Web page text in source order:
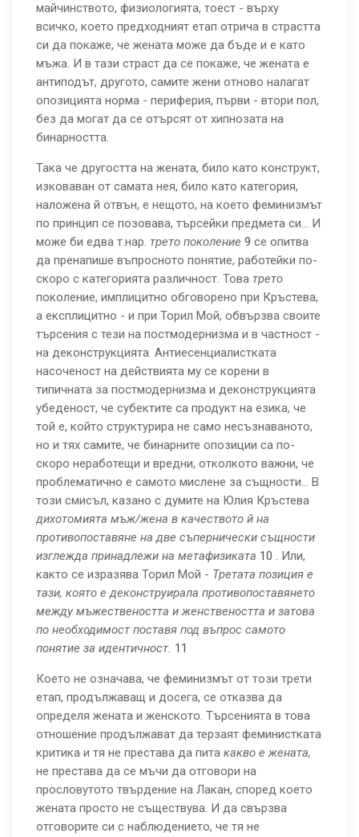
майчинството, физиологията, тоест - върху
всичко, което предходният етап отрича в страстта
си да покаже, че жената може да бъде и е като
мъжа. И в тази страст да се покаже, че жената е
антиподът, другото, самите жени отново налагат
опозицията норма - периферия, първи - втори пол,
без да могат да се отърсят от хипнозата на
бинарността.
Така че другостта на жената, било като конструкт,
изковаван от самата нея, било като категория,
наложена й отвън, е нещото, на което феминизмът
по принцип се позовава, търсейки предмета си... И
може би едва т.нар. трето поколение 9 се опитва
да пренапише въпросното понятие, работейки по-
скоро с категорията различност. Това трето
поколение, имплицитно обговорено при Кръстева,
а експлицитно - и при Торил Мой, обвързва своите
търсения с тези на постмодернизма и в частност -
на деконструкцията. Антиесенциалистката
насоченост на действията му се корени в
типичната за постмодернизма и деконструкцията
убеденост, че субектите са продукт на езика, че
той е, който структурира не само несъзнаваното,
но и тях самите, че бинарните опозиции са по-
скоро неработещи и вредни, отколкото важни, че
проблематично е самото мислене за същности... В
този смисъл, казано с думите на Юлия Кръстева
дихотомията мъж/жена в качеството й на
противопоставяне на две съпернически същности
изглежда принадлежи на метафизиката 10 . Или,
както се изразява Торил Мой - Третата позиция е
тази, която е деконструирала противопоставянето
между мъжествеността и женствеността и затова
по необходимост поставя под въпрос самото
понятие за идентичност. 11
Което не означава, че феминизмът от този трети
етап, продължаващ и досега, се отказва да
определя жената и женското. Търсенията в това
отношение продължават да терзаят феминистката
критика и тя не престава да пита какво е жената,
не престава да се мъчи да отговори на
прословутото твърдение на Лакан, според което
жената просто не съществува. И да свързва
отговорите си с наблюдението, че тя не